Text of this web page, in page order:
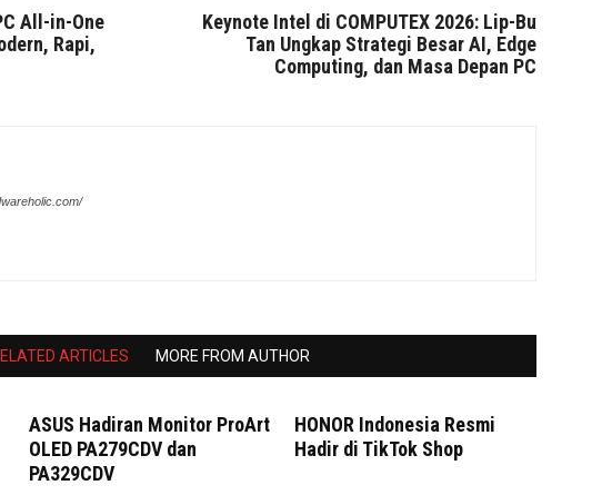
All-in-One
Rapi,
Keynote Intel di COMPUTEX 2026: Lip-Bu
Tan Ungkap Strategi Besar AI, Edge
Computing, dan Masa Depan PC
ARTICLES MORE FROM AUTHOR
ASUS Hadiran Monitor ProArt
OLED PA279CDV dan
PA329CDV
HONOR Indonesia Resmi
Hadir di TikTok Shop